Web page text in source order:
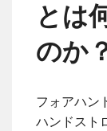
とは
のか
フォアハン
ハンドスト